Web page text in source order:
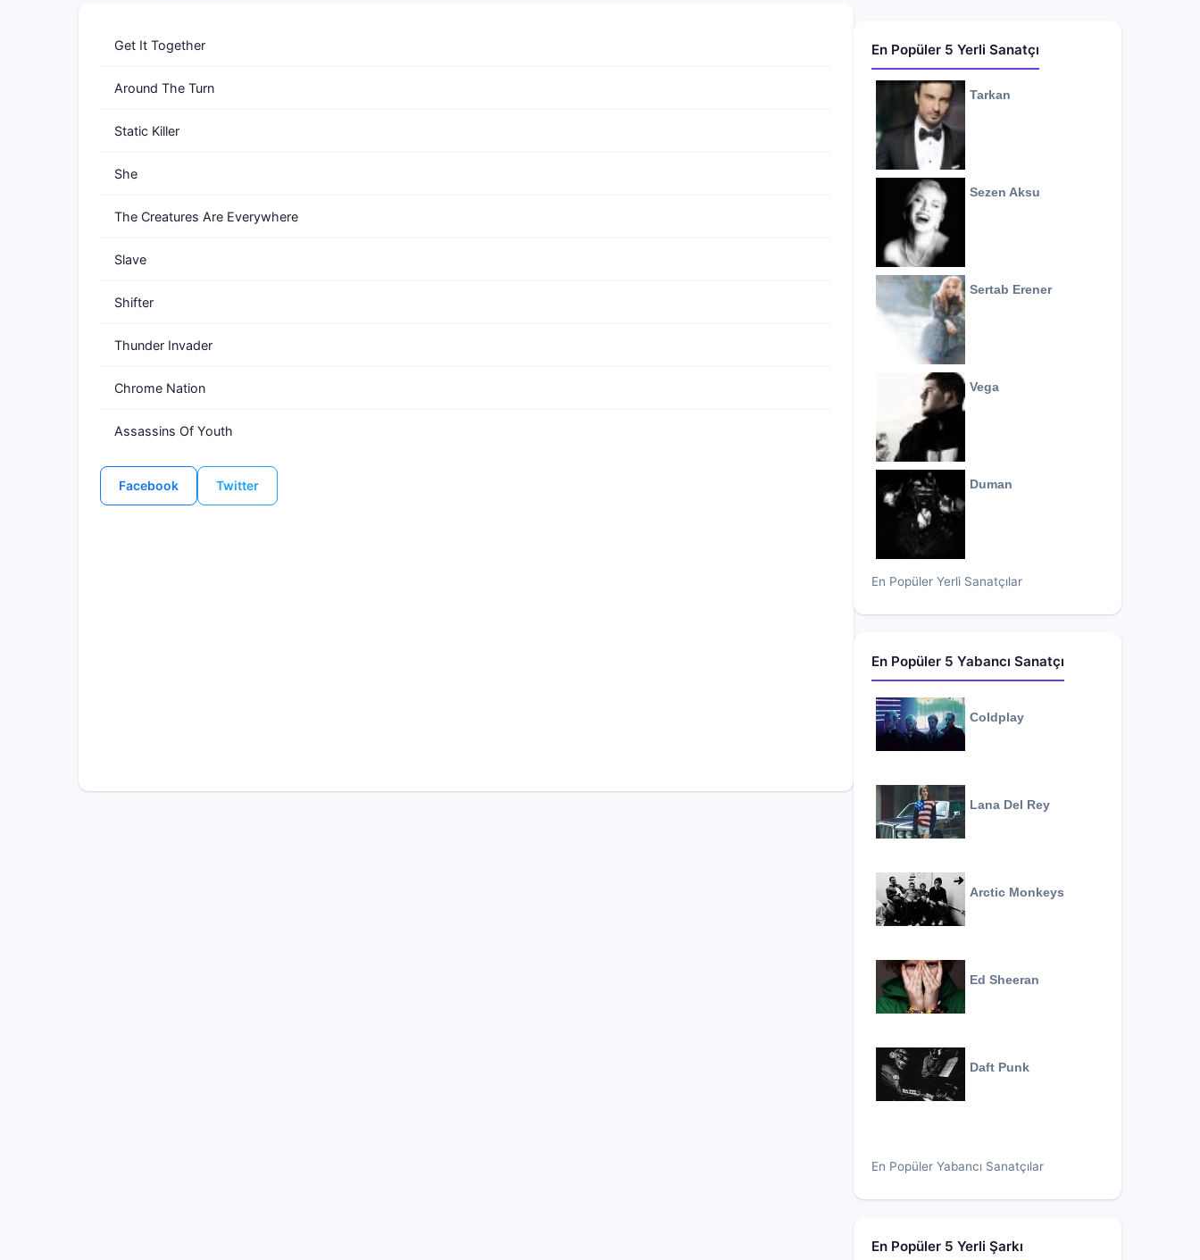
Get It Together
Around The Turn
Static Killer
She
The Creatures Are Everywhere
Slave
Shifter
Thunder Invader
Chrome Nation
Assassins Of Youth
Facebook Twitter
En Popüler 5 Yerli Sanatçı
Tarkan
Sezen Aksu
Sertab Erener
Vega
Duman
En Popüler Yerli Sanatçılar
En Popüler 5 Yabancı Sanatçı
Coldplay
Lana Del Rey
Arctic Monkeys
Ed Sheeran
Daft Punk
En Popüler Yabancı Sanatçılar
En Popüler 5 Yerli Şarkı